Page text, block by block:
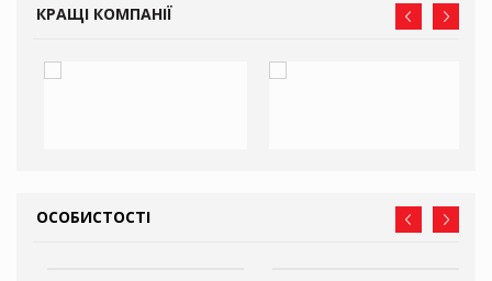
КРАЩІ КОМПАНІЇ
ОСОБИСТОСТІ